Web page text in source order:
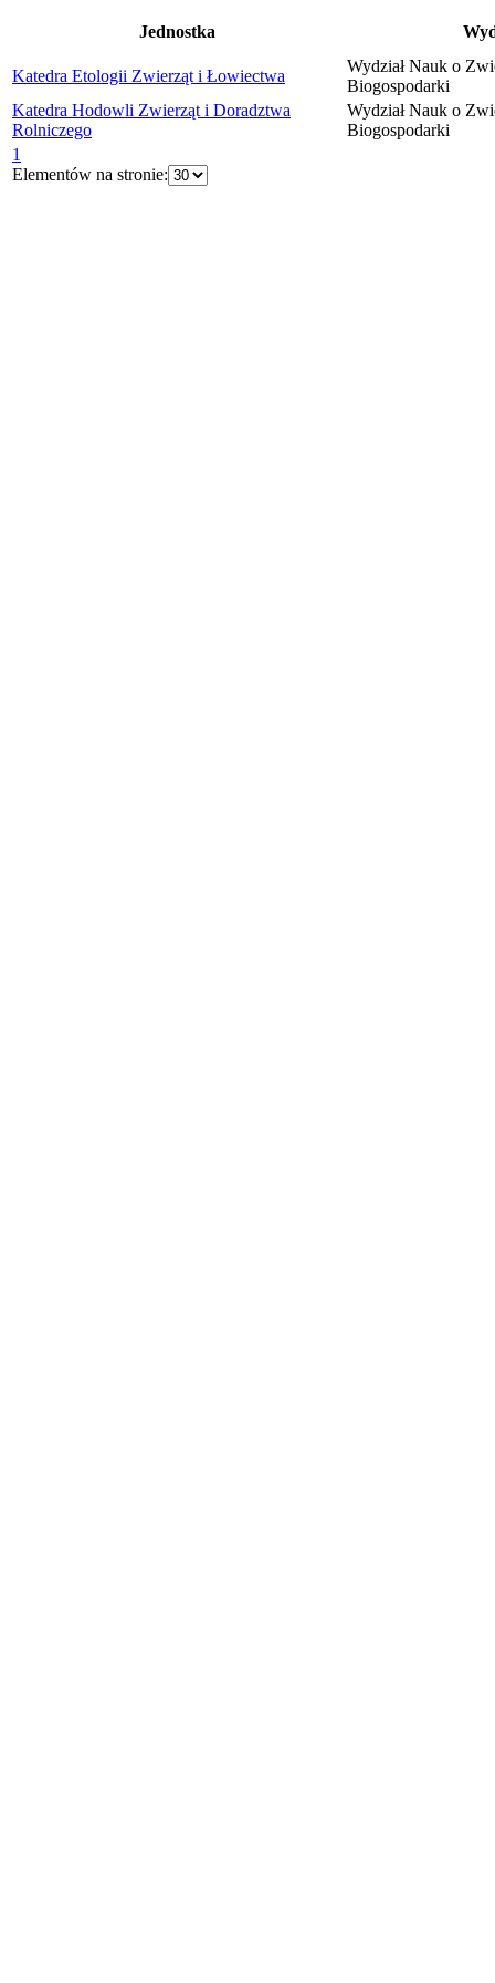
Jednostka
Katedra Etologii Zwierząt i Łowiectwa
Wydział Nauk o
Biogospodarki
Katedra Hodowli Zwierząt i Doradztwa
Rolniczego
Wydział Nauk o
Biogospodarki
1
Elementów na stronie: